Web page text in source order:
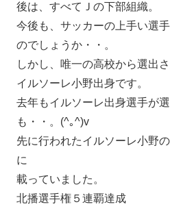
後は、すべてＪの下部組織。
今後も、サッカーの上手い選
のでしょうか・・。
しかし、唯一の高校から選出
イルソーレ小野出身です。
去年もイルソーレ出身選手が
も・・。(^｡^)v
先に行われたイルソーレ小野
に
載っていました。
北播選手権５連覇達成